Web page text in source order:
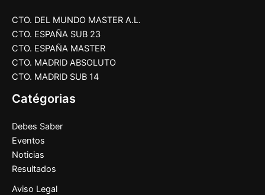
CTO. DEL MUNDO MASTER A.L.
CTO. ESPAÑA SUB 23
CTO. ESPAÑA MASTER
CTO. MADRID ABSOLUTO
CTO. MADRID SUB 14
Catégorias
Debes Saber
Eventos
Noticias
Resultados
Aviso Legal